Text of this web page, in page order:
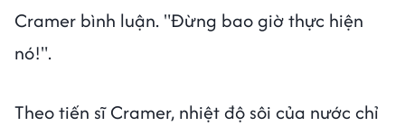
Cramer bình luận. "Đừng bao giờ thực hiện
nó!".
Theo tiến sĩ Cramer, nhiệt độ sôi của nước chỉ